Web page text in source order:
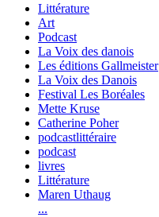
Littérature
Art
Podcast
La Voix des danois
Les éditions Gallmeister
La Voix des Danois
Festival Les Boréales
Mette Kruse
Catherine Poher
podcastlittéraire
podcast
livres
Littérature
Maren Uthaug
...